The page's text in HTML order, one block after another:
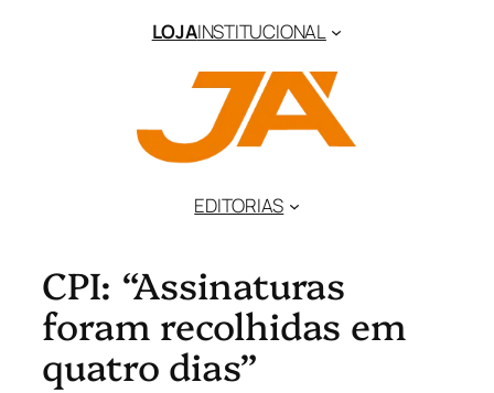
LOJAINSTITUCIONAL
EDITORIAS
CPI: “Assinaturas
foram recolhidas em
quatro dias”